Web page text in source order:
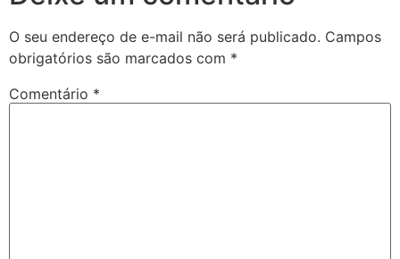
O seu endereço de e-mail não será publicado. Campos
obrigatórios são marcados com *
Comentário *